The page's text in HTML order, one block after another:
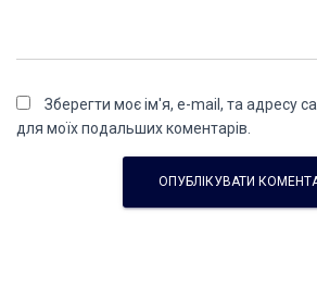
Зберегти моє ім'я, e-mail, та адресу
для моїх подальших коментарів.